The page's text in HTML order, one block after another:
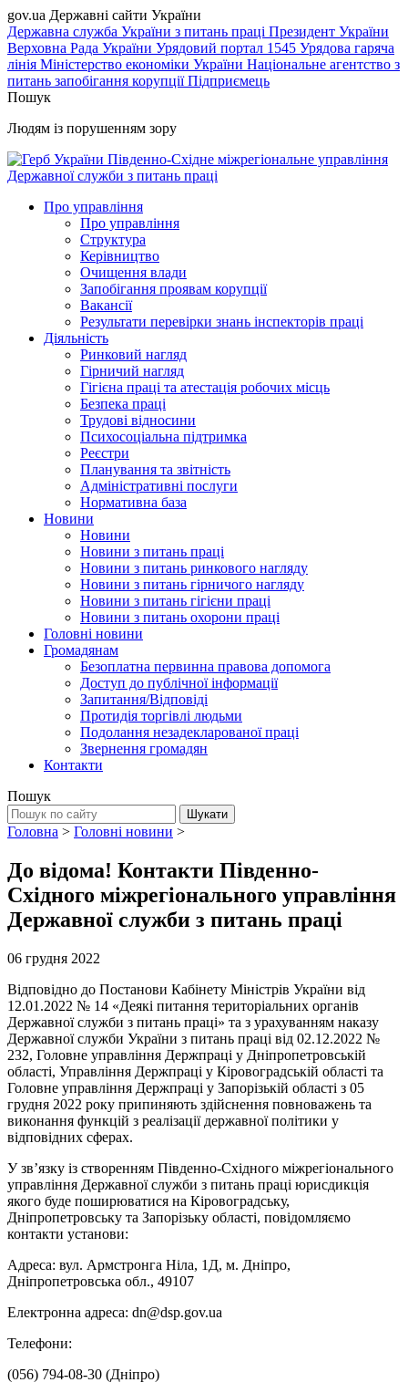
gov.ua Державні сайти України
Державна служба України з питань праці Президент України
Верховна Рада України Урядовий портал 1545 Урядова гаряча
лінія Міністерство економіки України Національне агентство з
питань запобігання корупціїПідприємець
Пошук
Людям із порушенням зору
Південно-Східне міжрегіональне управління
Державної служби з питань праці
Про управління
Про управління
Структура
Керівництво
Очищення влади
Запобігання проявам корупції
Вакансії
Результати перевірки знань інспекторів праці
Діяльність
Ринковий нагляд
Гірничий нагляд
Гігієна праці та атестація робочих місць
Безпека праці
Трудові відносини
Психосоціальна підтримка
Реєстри
Планування та звітність
Адміністративні послуги
Нормативна база
Новини
Новини
Новини з питань праці
Новини з питань ринкового нагляду
Новини з питань гірничого нагляду
Новини з питань гігієни праці
Новини з питань охорони праці
Головні новини
Громадянам
Безоплатна первинна правова допомога
Доступ до публічної інформації
Запитання/Відповіді
Протидія торгівлі людьми
Подолання незадекларованої праці
Звернення громадян
Контакти
Пошук
Головна > Головні новини >
До відома! Контакти Південно-
Східного міжрегіонального управління
Державної служби з питань праці
06 грудня 2022
Відповідно до Постанови Кабінету Міністрів України від
12.01.2022 № 14 «Деякі питання територіальних органів
Державної служби з питань праці» та з урахуванням наказу
Державної служби України з питань праці від 02.12.2022 №
232, Головне управління Держпраці у Дніпропетровській
області, Управління Держпраці у Кіровоградській області та
Головне управління Держпраці у Запорізькій області з 05
грудня 2022 року припиняють здійснення повноважень та
виконання функцій з реалізації державної політики у
відповідних сферах.
У зв’язку із створенням Південно-Східного міжрегіонального
управління Державної служби з питань праці юрисдикція
якого буде поширюватися на Кіровоградську,
Дніпропетровську та Запорізьку області, повідомляємо
контакти установи:
Адреса: вул. Армстронга Ніла, 1Д, м. Дніпро,
Дніпропетровська обл., 49107
Електронна адреса: dn@dsp.gov.ua
Телефони:
(056) 794-08-30 (Дніпро)